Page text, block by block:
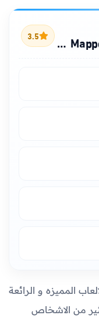
Key Mapper & Floating Buttons
3.5
المميزه و الرائعة
من الاشخاص